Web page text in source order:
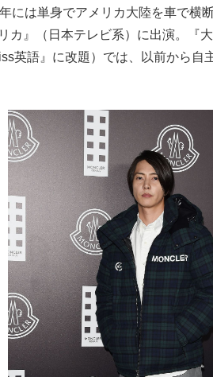
には単身でアメリカ大陸を車で横
カ』（日本テレビ系）に出演。『
英語』に改題）では、以前から自